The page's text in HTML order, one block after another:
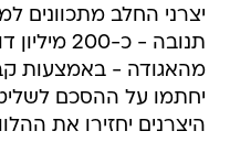
יצרני החלב מתכוונים
מהאגודה - באמצעות
יחתמו על ההסכם
היצרנים יחזירו את